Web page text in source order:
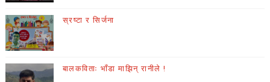
स्रष्टा र सिर्जना
बालकविताः भाँडा माझिन् रानीले !